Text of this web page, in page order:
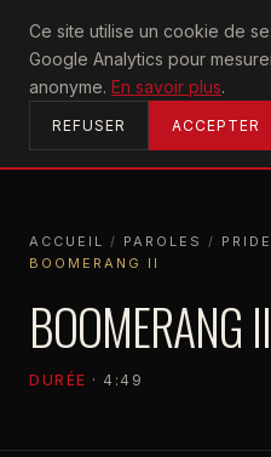
Ce site utilise un cookie de
Google Analytics pour
anonyme. En savoir plus.
REFUSER ACCEPTER
U2achtung
ACCUEIL
ACCUEIL / PAROLES /
BOOMERANG II
BOOMERANG II
DURÉE · 4:49